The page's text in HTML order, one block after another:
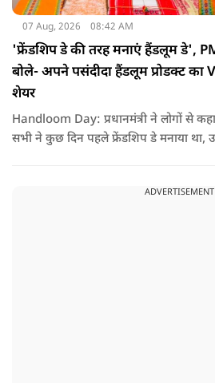
07 Aug, 2026 08:42 AM
'फ्रेंडशिप डे की तरह मनाएं हैंडलूम डे',
बोले- अपने पसंदीदा हैंडलूम प्रोडक्ट का
शेयर
Handloom Day: प्रधानमंत्री ने लोगों से
सभी ने कुछ दिन पहले फ्रेंडशिप डे मनाया
ADVERTISEMENT